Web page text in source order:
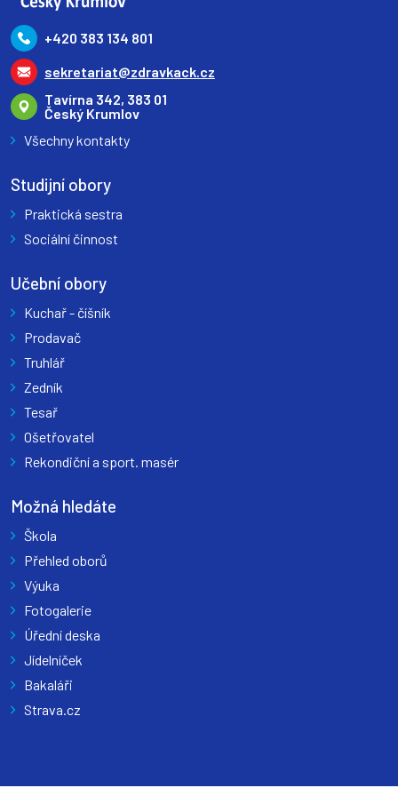
+420 383 134 801
sekretariat@zdravkack.cz
Tavírna 342, 383 01
Český Krumlov
Všechny kontakty
Studijní obory
Praktická sestra
Sociální činnost
Učební obory
Kuchař - číšník
Prodavač
Truhlář
Zedník
Tesař
Ošetřovatel
Rekondiční a sport. masér
Možná hledáte
Škola
Přehled oborů
Výuka
Fotogalerie
Úřední deska
Jídelníček
Bakaláři
Strava.cz